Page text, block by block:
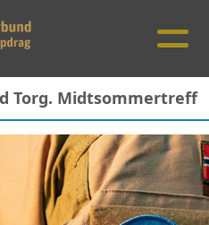
Torg. Midtsommertreff